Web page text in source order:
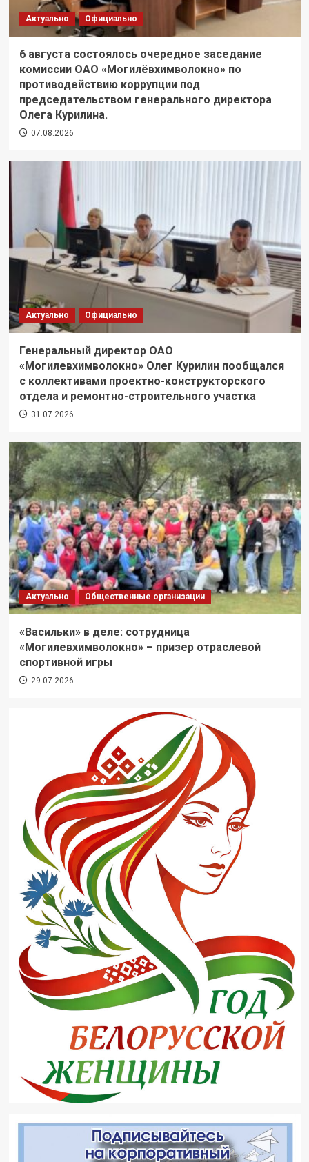
Актуально Официально
6 августа состоялось очередное заседание
комиссии ОАО «Могилёвхимволокно» по
противодействию коррупции под
председательством генерального директора
Олега Курилина.
07.08.2026
Актуально Официально
Генеральный директор ОАО
«Могилевхимволокно» Олег Курилин пообщался
с коллективами проектно-конструкторского
отдела и ремонтно-строительного участка
31.07.2026
Актуально Общественные организации
«Васильки» в деле: сотрудница
«Могилевхимволокно» – призер отраслевой
спортивной игры
29.07.2026